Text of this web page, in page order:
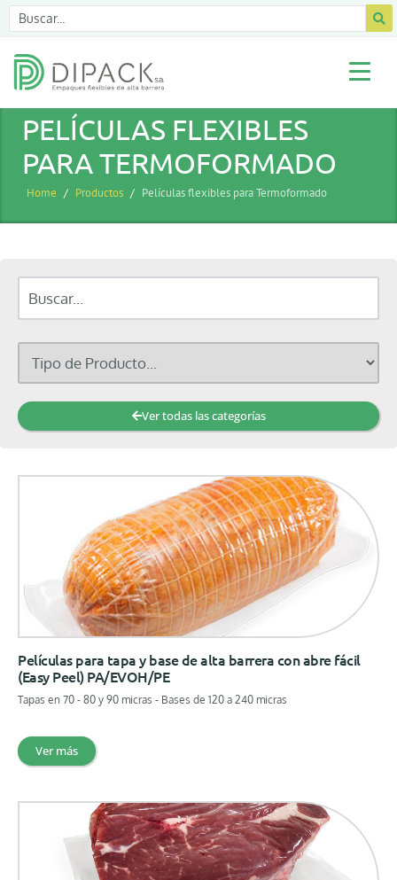
PELÍCULAS FLEXIBLES
PARA TERMOFORMADO
Home Productos Películas flexibles para Termoformado
Ver todas las categorías
Películas para tapa y base de alta barrera con abre fácil
(Easy Peel) PA/EVOH/PE
Tapas en 70 - 80 y 90 micras - Bases de 120 a 240 micras
Ver más